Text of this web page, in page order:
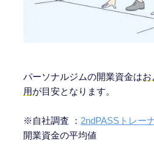
パーソナルジムの開業資金はお
用が目安となります。
※自社調査 ： 2ndPASSトレー
開業資金の平均値